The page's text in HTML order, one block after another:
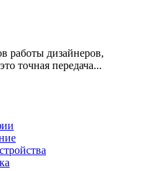
работы дизайнеров,
точная передача...